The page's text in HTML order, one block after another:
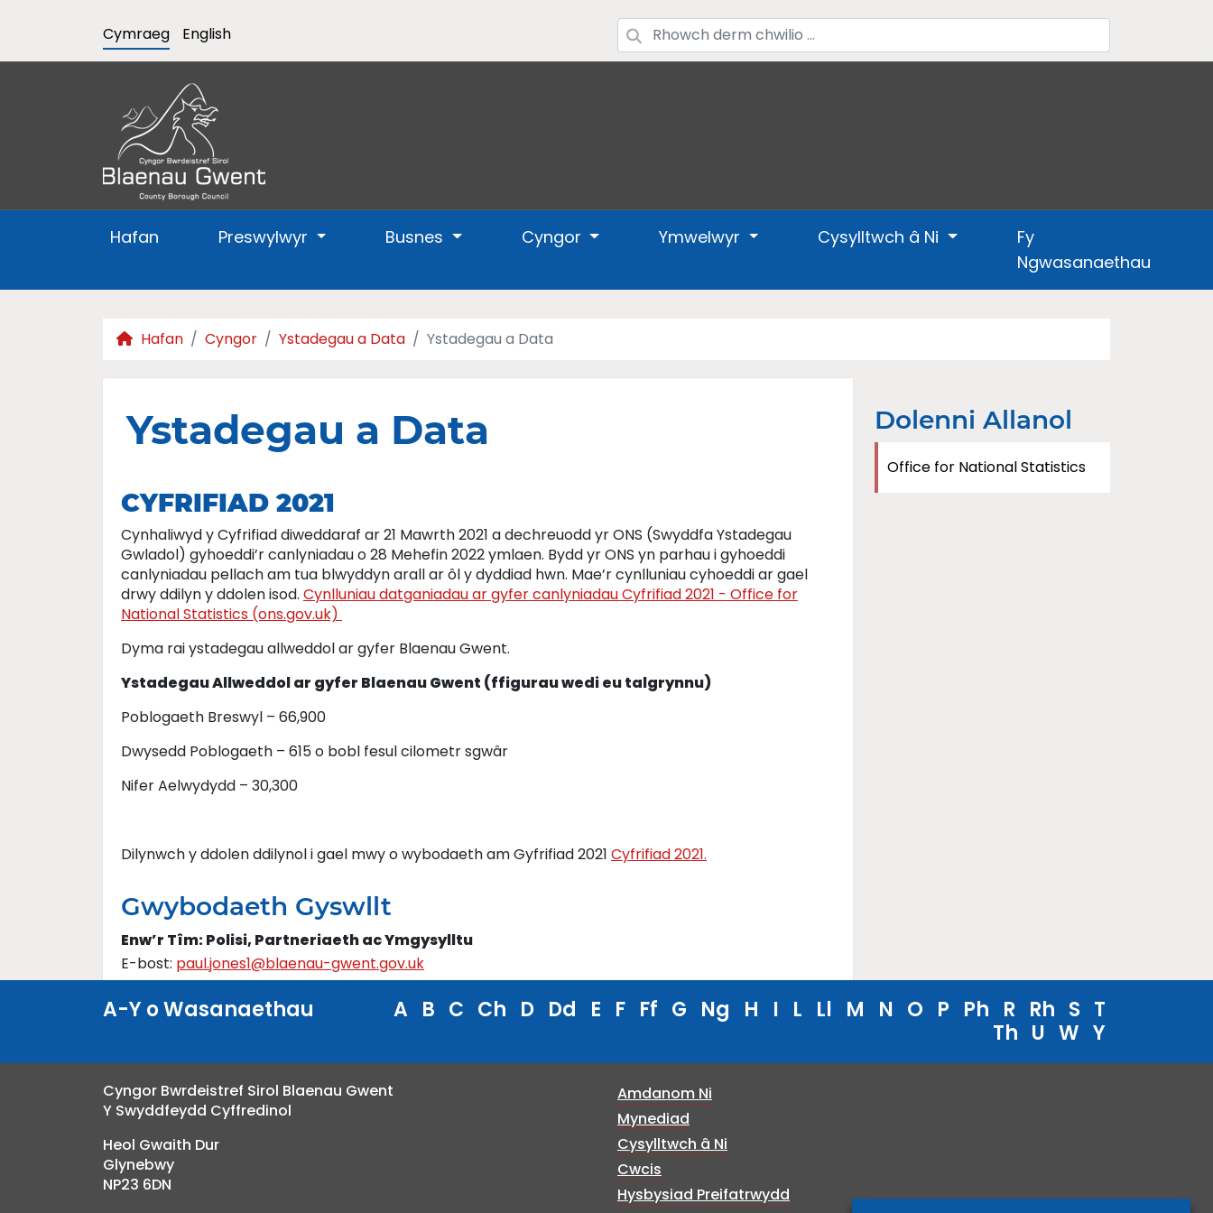
Cymraeg English
Hafan Preswylwyr Busnes Cyngor Ymwelwyr Cysylltwch â Ni
Fy
Ngwasanaethau
Hafan Cyngor Ystadegau a Data Ystadegau a Data
Ystadegau a Data
CYFRIFIAD 2021
Cynhaliwyd y Cyfrifiad diweddaraf ar 21 Mawrth 2021 a dechreuodd yr ONS (Swyddfa Ystadegau
Gwladol) gyhoeddi’r canlyniadau o 28 Mehefin 2022 ymlaen. Bydd yr ONS yn parhau i gyhoeddi
canlyniadau pellach am tua blwyddyn arall ar ôl y dyddiad hwn. Mae’r cynlluniau cyhoeddi ar gael
drwy ddilyn y ddolen isod. Cynlluniau datganiadau ar gyfer canlyniadau Cyfrifiad 2021 - Office for
National Statistics (ons.gov.uk)
Dyma rai ystadegau allweddol ar gyfer Blaenau Gwent.
Ystadegau Allweddol ar gyfer Blaenau Gwent (ffigurau wedi eu talgrynnu)
Poblogaeth Breswyl – 66,900
Dwysedd Poblogaeth – 615 o bobl fesul cilometr sgwâr
Nifer Aelwydydd – 30,300
Dilynwch y ddolen ddilynol i gael mwy o wybodaeth am Gyfrifiad 2021 Cyfrifiad 2021.
Gwybodaeth Gyswllt
Enw’r Tîm: Polisi, Partneriaeth ac Ymgysylltu
E-bost: paul.jones1@blaenau-gwent.gov.uk
Dolenni Allanol
Office for National Statistics
A-Y o Wasanaethau A B C Ch D Dd E F Ff G Ng H I L Ll M N O P Ph R Rh S T
Th U W Y
Cyngor Bwrdeistref Sirol Blaenau Gwent
Y Swyddfeydd Cyffredinol
Heol Gwaith Dur
Glynebwy
NP23 6DN
Amdanom Ni
Mynediad
Cysylltwch â Ni
Cwcis
Hysbysiad Preifatrwydd